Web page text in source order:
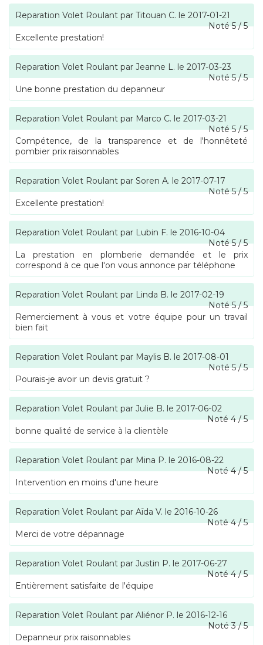
Reparation Volet Roulant par Titouan C. le 2017-01-21
Noté5/5
Excellente prestation!
Reparation Volet Roulant par Jeanne L. le 2017-03-23
Noté5/5
Une bonne prestation du depanneur
Reparation Volet Roulant par Marco C. le 2017-03-21
Noté5/5
Compétence, de la transparence et de l'honnêteté
pombier prix raisonnables
Reparation Volet Roulant par Soren A. le 2017-07-17
Noté5/5
Excellente prestation!
Reparation Volet Roulant par Lubin F. le 2016-10-04
Noté5/5
La prestation en plomberie demandée et le prix
correspond à ce que l'on vous annonce par téléphone
Reparation Volet Roulant par Linda B. le 2017-02-19
Noté5/5
Remerciement à vous et votre équipe pour un travail
bien fait
Reparation Volet Roulant par Maylis B. le 2017-08-01
Noté5/5
Pourais-je avoir un devis gratuit ?
Reparation Volet Roulant par Julie B. le 2017-06-02
Noté4/5
bonne qualité de service à la clientèle
Reparation Volet Roulant par Mina P. le 2016-08-22
Noté4/5
Intervention en moins d'une heure
Reparation Volet Roulant par Aïda V. le 2016-10-26
Noté4/5
Merci de votre dépannage
Reparation Volet Roulant par Justin P. le 2017-06-27
Noté4/5
Entièrement satisfaite de l'équipe
Reparation Volet Roulant par Aliénor P. le 2016-12-16
Noté3/5
Depanneur prix raisonnables